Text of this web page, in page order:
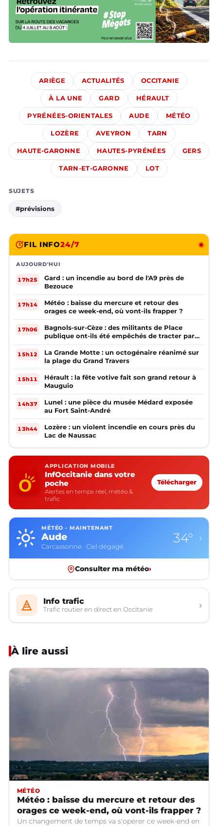
ARIÈGE ACTUALITÉS OCCITANIE
À LA UNE GARD HÉRAULT
PYRÉNÉES-ORIENTALES AUDE MÉTÉO
LOZÈRE AVEYRON TARN
HAUTE-GARONNE HAUTES-PYRÉNÉES GERS
TARN-ET-GARONNE LOT
SUJETS
#prévisions
FIL INFO24/7
AUJOURD'HUI
17h25
Gard : un incendie au bord de l'A9 près de
Bezouce
17h14
Météo : baisse du mercure et retour des
orages ce week-end, où vont-ils frapper ?
17h06
Bagnols-sur-Cèze : des militants de Place
publique ont-ils été empêchés de tracter par
la mairie ?
15h12
La Grande Motte : un octogénaire réanimé sur
la plage du Grand Travers
15h11
Hérault : la fête votive fait son grand retour à
Mauguio
14h37
Lunel : une pièce du musée Médard exposée
au Fort Saint-André
13h44
Lozère : un violent incendie en cours près du
Lac de Naussac
APPLICATION MOBILE
InfOccitanie dans votre
poche
Alertes en temps réel, météo &
trafic
Télécharger
MÉTÉO · MAINTENANT
Aude
Carcassonne · Ciel dégagé
34° ›
Consulter ma météo›
Info trafic
Trafic routier en direct en Occitanie ›
À lire aussi
MÉTÉO
Météo : baisse du mercure et retour des
orages ce week-end, où vont-ils frapper ?
Un changement de temps va s'opérer ce week-end en